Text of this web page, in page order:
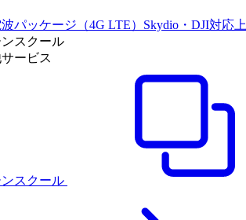
波パッケージ（4G LTE）Skydio・DJI対応
ンスクール
ービス
ンスクール